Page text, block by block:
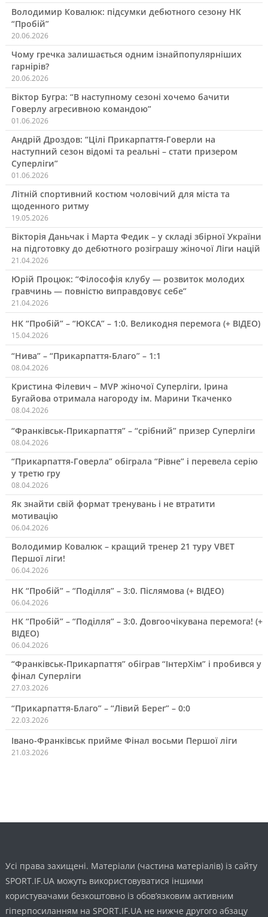
Володимир Ковалюк: підсумки дебютного сезону НК
“Пробій”
20.06.2026
Чому гречка залишається одним ізнайпопулярніших
гарнірів?
20.06.2026
Віктор Бугра: “В наступному сезоні хочемо бачити
Говерлу агресивною командою”
01.06.2026
Андрій Дроздов: “Цілі Прикарпаття-Говерли на
наступний сезон відомі та реальні – стати призером
Суперліги”
01.06.2026
Літній спортивний костюм чоловічий для міста та
щоденного ритму
19.05.2026
Вікторія Даньчак і Марта Федик – у складі збірної України
на підготовку до дебютного розіграшу жіночої Ліги націй
21.04.2026
Юрій Процюк: “Філософія клубу — розвиток молодих
гравчинь — повністю виправдовує себе”
21.04.2026
НК “Пробій” – “ЮКСА” – 1:0. Великодня перемога (+ ВІДЕО)
15.04.2026
“Нива” – “Прикарпаття-Благо” – 1:1
08.04.2026
Кристина Філевич – MVP жіночої Суперліги, Ірина
Бугайова отримала нагороду ім. Марини Ткаченко
08.04.2026
“Франківськ-Прикарпаття” – “срібний” призер Суперліги
08.04.2026
“Прикарпаття-Говерла” обіграла “Рівне” і перевела серію
у третю гру
08.04.2026
Як знайти свій формат тренувань і не втратити
мотивацію
06.04.2026
Володимир Ковалюк – кращий тренер 21 туру VBET
Першої ліги!
06.04.2026
НК “Пробій” – “Поділля” – 3:0. Післямова (+ ВІДЕО)
06.04.2026
НК “Пробій” – “Поділля” – 3:0. Довгоочікувана перемога! (+
ВІДЕО)
06.04.2026
“Франківськ-Прикарпаття” обіграв “ІнтерХім” і пробився у
фінал Суперліги
27.03.2026
“Прикарпаття-Благо” – “Лівий Берег” – 0:0
22.03.2026
Івано-Франківськ прийме Фінал восьми Першої ліги
21.03.2026
Усі права захищені. Матеріали (частина матеріалів) із сайту
SPORT.IF.UA можуть використовуватися іншими
користувачами безкоштовно із обов’язковим активним
гіперпосиланням на SPORT.IF.UA не нижче другого абзацу